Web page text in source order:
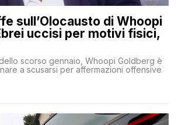
sull’Olocausto di Whoopi
uccisi per motivi fisici,
scorso gennaio, Whoopi Goldberg è
a scusarsi per affermazioni offensive